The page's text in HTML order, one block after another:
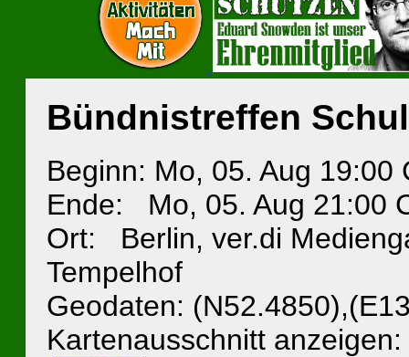
Bündnistreffen
Beginn: Mo, 05. Aug 19:00
Ende: Mo, 05. Aug 21:00
Ort: Berlin, ver.di
Tempelhof
Geodaten:
Kartenausschnitt anzeigen: